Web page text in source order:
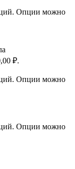
Опции можно
₽.
Опции можно
Опции можно